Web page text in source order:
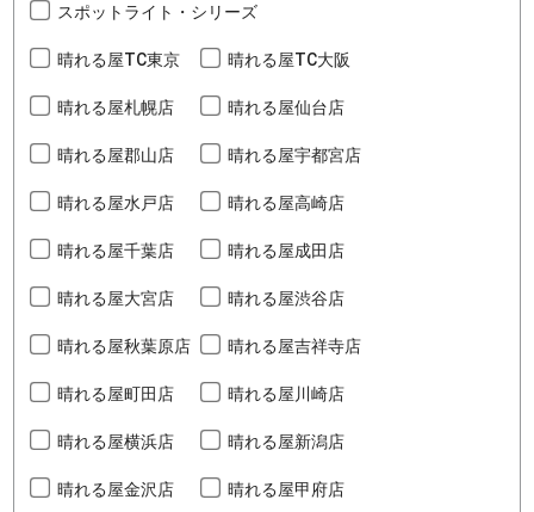
スポットライト・シリーズ
晴れる屋TC東京 晴れる屋TC大阪
晴れる屋札幌店 晴れる屋仙台店
晴れる屋郡山店 晴れる屋宇都宮店
晴れる屋水戸店 晴れる屋高崎店
晴れる屋千葉店 晴れる屋成田店
晴れる屋大宮店 晴れる屋渋谷店
晴れる屋秋葉原店 晴れる屋吉祥寺店
晴れる屋町田店 晴れる屋川崎店
晴れる屋横浜店 晴れる屋新潟店
晴れる屋金沢店 晴れる屋甲府店